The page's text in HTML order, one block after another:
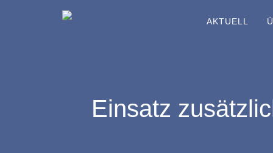
AKTUELL
Einsatz